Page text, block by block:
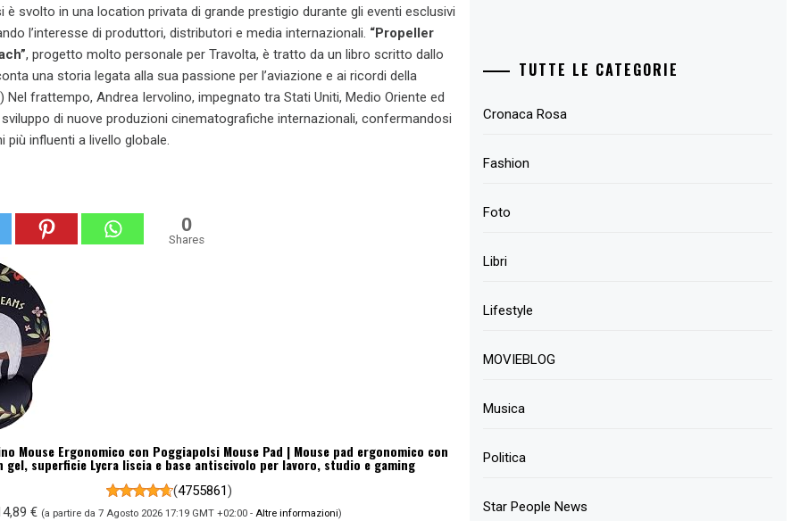
è svolto in una location privata di grande prestigio durante gli eventi esclusivi
l’interesse di produttori, distributori e media internazionali. “Propeller
, progetto molto personale per Travolta, è tratto da un libro scritto dallo
una storia legata alla sua passione per l’aviazione e ai ricordi della
Nel frattempo, Andrea Iervolino, impegnato tra Stati Uniti, Medio Oriente ed
di nuove produzioni cinematografiche internazionali, confermandosi
più influenti a livello globale.
0
Shares
Mouse Ergonomico con Poggiapolsi Mouse Pad | Mouse pad ergonomico con
gel, superficie Lycra liscia e base antiscivolo per lavoro, studio e gaming
(4755861)
€ (a partire da 7 Agosto 2026 17:19 GMT +02:00 - Altre informazioni)
TUTTE LE CATEGORIE
Cronaca Rosa
Fashion
Foto
Libri
Lifestyle
MOVIEBLOG
Musica
Politica
Star People News